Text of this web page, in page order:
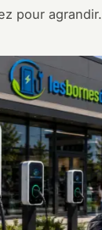
pour agrandir.